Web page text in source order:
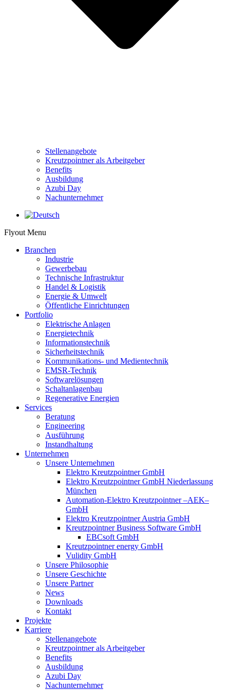
Stellenangebote
Kreutzpointner als Arbeitgeber
Benefits
Ausbildung
Azubi Day
Nachunternehmer
Flyout Menu
Branchen
Industrie
Gewerbebau
Technische Infrastruktur
Handel & Logistik
Energie & Umwelt
Öffentliche Einrichtungen
Portfolio
Elektrische Anlagen
Energietechnik
Informationstechnik
Sicherheitstechnik
Kommunikations- und Medientechnik
EMSR-Technik
Softwarelösungen
Schaltanlagenbau
Regenerative Energien
Services
Beratung
Engineering
Ausführung
Instandhaltung
Unternehmen
Unsere Unternehmen
Elektro Kreutzpointner GmbH
Elektro Kreutzpointner GmbH Niederlassung
München
Automation-Elektro Kreutzpointner –AEK–
GmbH
Elektro Kreutzpointner Austria GmbH
Kreutzpointner Business Software GmbH
EBCsoft GmbH
Kreutzpointner energy GmbH
Vulidity GmbH
Unsere Philosophie
Unsere Geschichte
Unsere Partner
News
Downloads
Kontakt
Projekte
Karriere
Stellenangebote
Kreutzpointner als Arbeitgeber
Benefits
Ausbildung
Azubi Day
Nachunternehmer